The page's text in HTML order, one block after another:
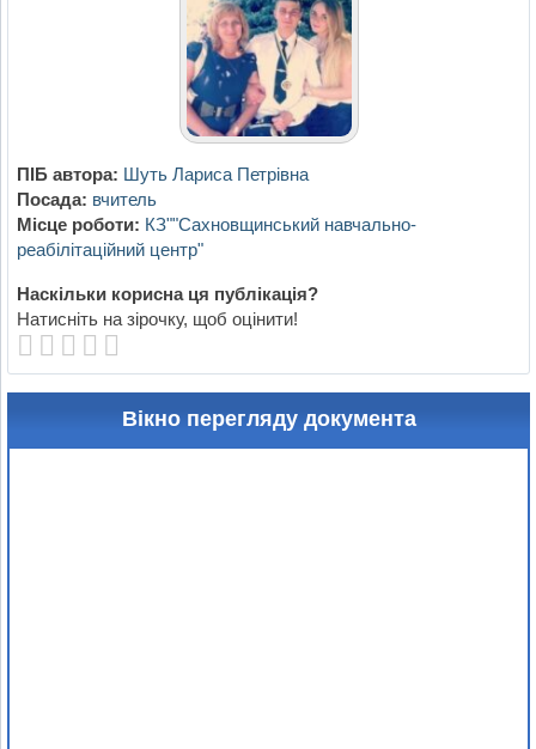
ПІБ автора: Шуть Лариса Петрівна
Посада: вчитель
Місце роботи: КЗ""Сахновщинський навчально-
реабілітаційний центр"
Наскільки корисна ця публікація?
Натисніть на зірочку, щоб оцінити!
Вікно перегляду документа